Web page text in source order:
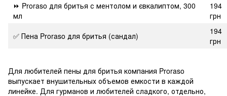
⏩ Proraso для бритья с ментолом и євкалиптом, 300
мл
194
грн
✅ Пена Proraso для бритья (сандал)
194
грн
Для любителей пены для бритья компания Proraso
выпускает внушительных объемов емкости в каждой
линейке. Для гурманов и любителей сладкого, отдельно,